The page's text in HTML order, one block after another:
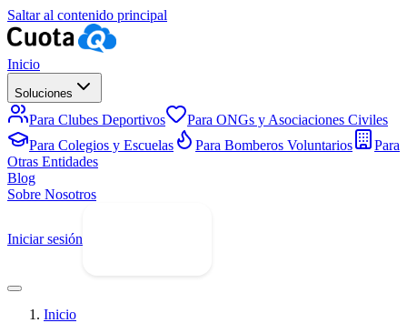
Saltar al contenido principal
Inicio
Soluciones
Para Clubes Deportivos
Para ONGs y Asociaciones Civiles
Para Colegios y Escuelas
Para Bomberos Voluntarios
Para
Otras Entidades
Blog
Sobre Nosotros
Iniciar sesión
Inicio